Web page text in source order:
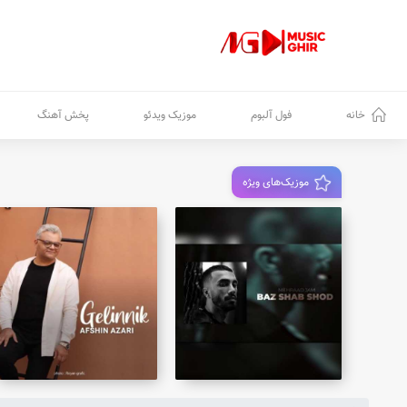
خانه فول آلبوم موزیک ویدئو پخش آهنگ
موزیک‌های ویژه